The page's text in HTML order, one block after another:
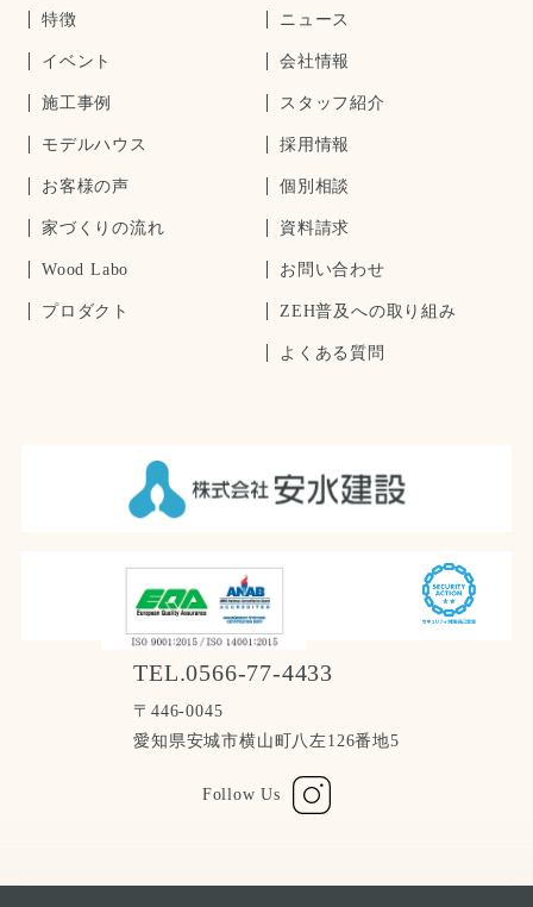
TEL.0566-77-4433
〒446-0045
愛知県安城市横山町八左126番地5
Follow Us
特徴
イベント
施工事例
モデルハウス
お客様の声
家づくりの流れ
Wood Labo
プロダクト
ニュース
会社情報
スタッフ紹介
採用情報
個別相談
資料請求
お問い合わせ
ZEH普及への取り組み
よくある質問